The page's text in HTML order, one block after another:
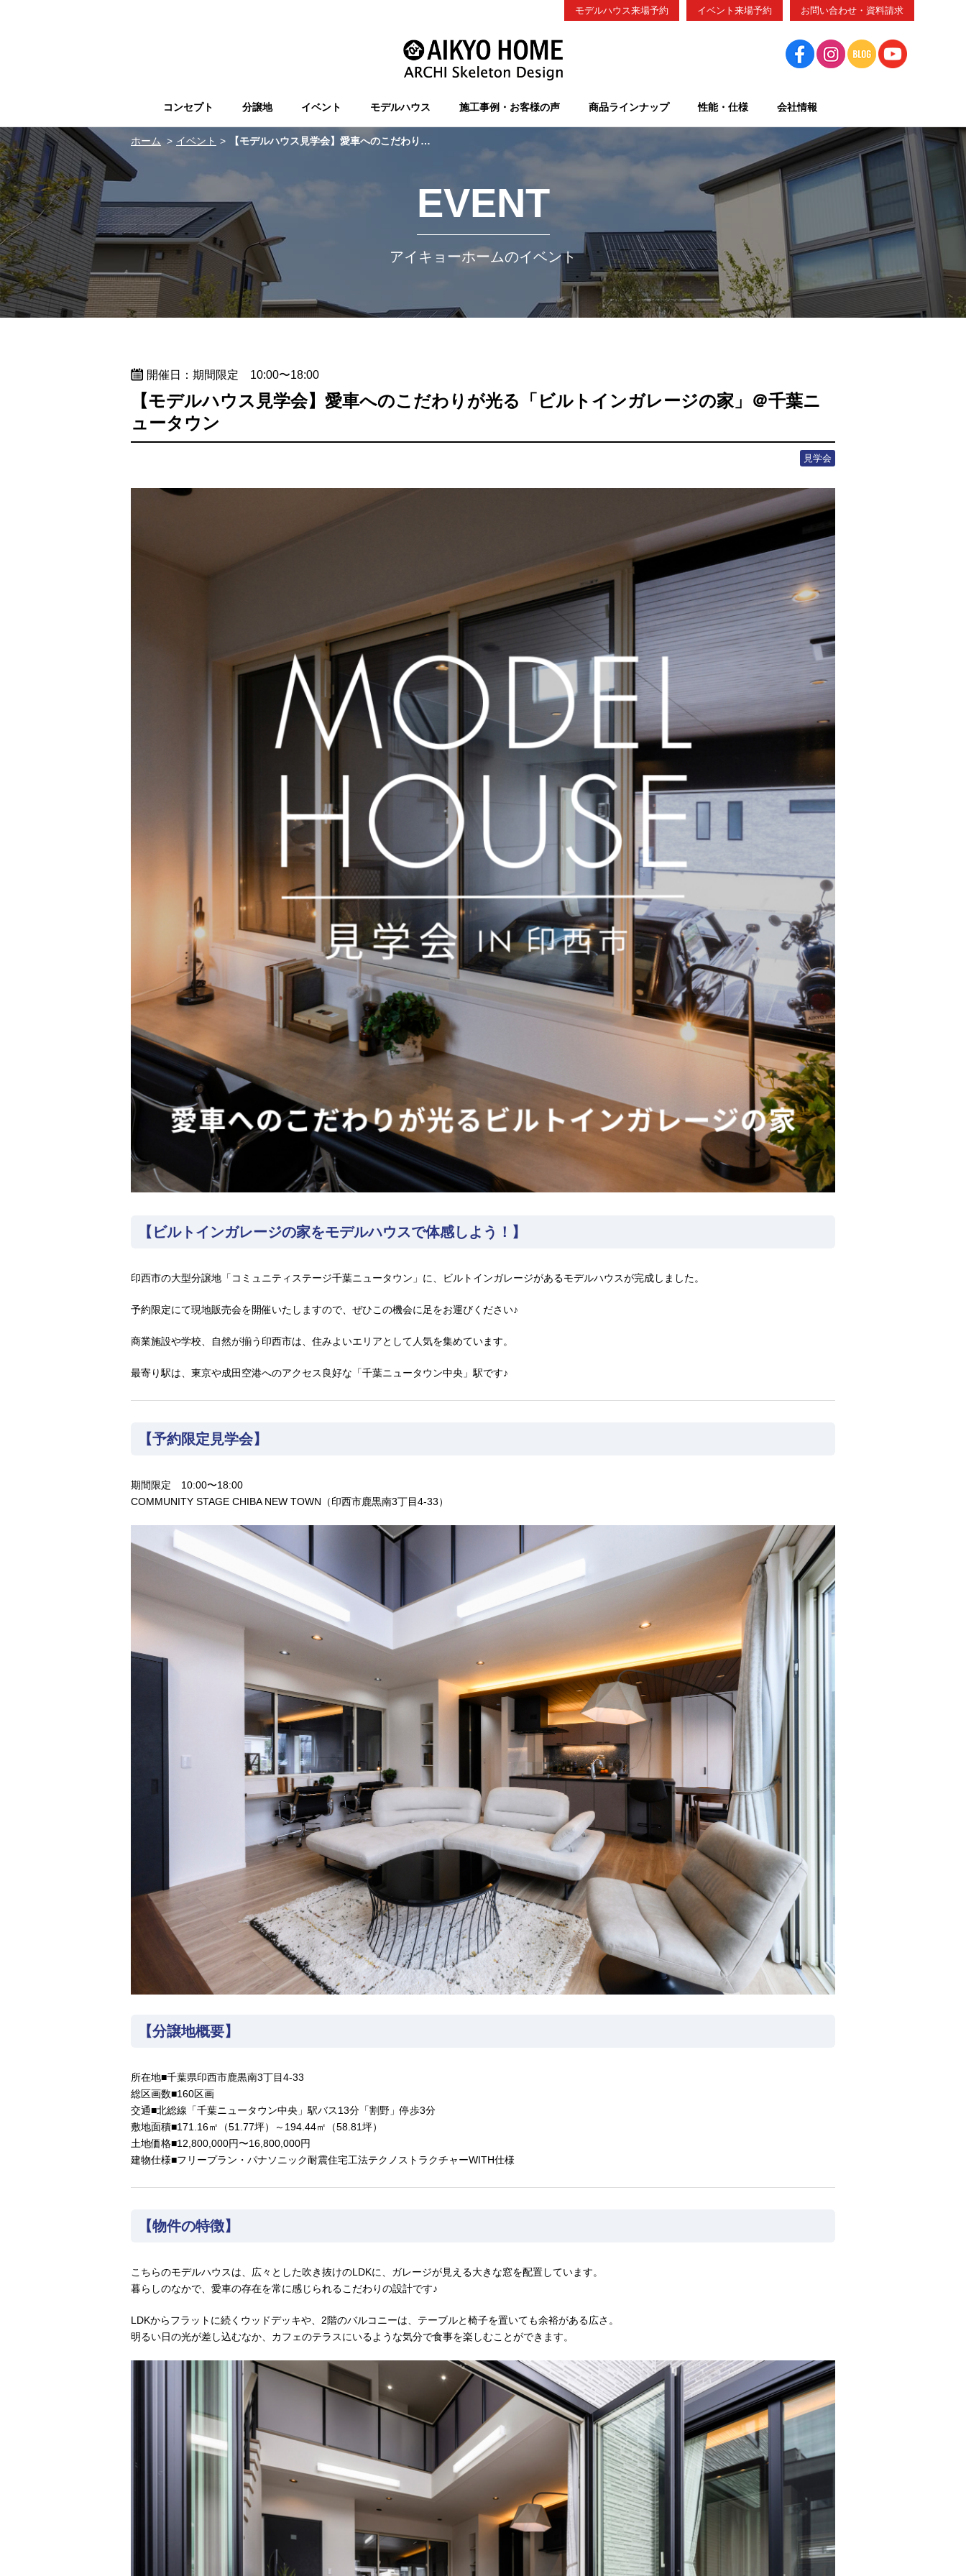
コンセプト 分譲地 イベント モデルハウス 施工事例・お客様の声 商品ラインナップ 性能・仕様 会社情報
モデルハウス来場予約 イベント来場予約 お問い合わせ・資料請求
ホーム イベント 【モデルハウス見学会】愛車へのこだわりが光る「ビルトインガレージの家」＠千葉ニュータウン
EVENT
アイキョーホームのイベント
開催日：期間限定 10:00〜18:00
【モデルハウス見学会】愛車へのこだわりが光る「ビルトインガレージの家」＠千葉ニ
ュータウン
見学会
【ビルトインガレージの家をモデルハウスで体感しよう！】
印西市の大型分譲地「コミュニティステージ千葉ニュータウン」に、ビルトインガレージがあるモデルハウスが完成しました。
予約限定にて現地販売会を開催いたしますので、ぜひこの機会に足をお運びください♪
商業施設や学校、自然が揃う印西市は、住みよいエリアとして人気を集めています。
最寄り駅は、東京や成田空港へのアクセス良好な「千葉ニュータウン中央」駅です♪
【予約限定見学会】
期間限定 10:00〜18:00
COMMUNITY STAGE CHIBA NEW TOWN（印西市鹿黒南3丁目4-33）
【分譲地概要】
所在地■千葉県印西市鹿黒南3丁目4-33
総区画数■160区画
交通■北総線「千葉ニュータウン中央」駅バス13分「割野」停歩3分
敷地面積■171.16㎡（51.77坪）～194.44㎡（58.81坪）
土地価格■12,800,000円〜16,800,000円
建物仕様■フリープラン・パナソニック耐震住宅工法テクノストラクチャーWITH仕様
【物件の特徴】
こちらのモデルハウスは、広々とした吹き抜けのLDKに、ガレージが見える大きな窓を配置しています。
暮らしのなかで、愛車の存在を常に感じられるこだわりの設計です♪
LDKからフラットに続くウッドデッキや、2階のバルコニーは、テーブルと椅子を置いても余裕がある広さ。
明るい日の光が差し込むなか、カフェのテラスにいるような気分で食事を楽しむことができます。